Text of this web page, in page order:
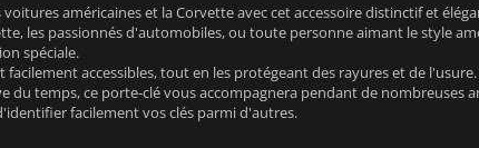
américaines et la Corvette avec cet accessoire distinctif et
les passionnés d'automobiles, ou toute personne aimant le style
spéciale.
facilement accessibles, tout en les protégeant des rayures et de l'usure.
du temps, ce porte-clé vous accompagnera pendant de nombreuses
facilement vos clés parmi d'autres.